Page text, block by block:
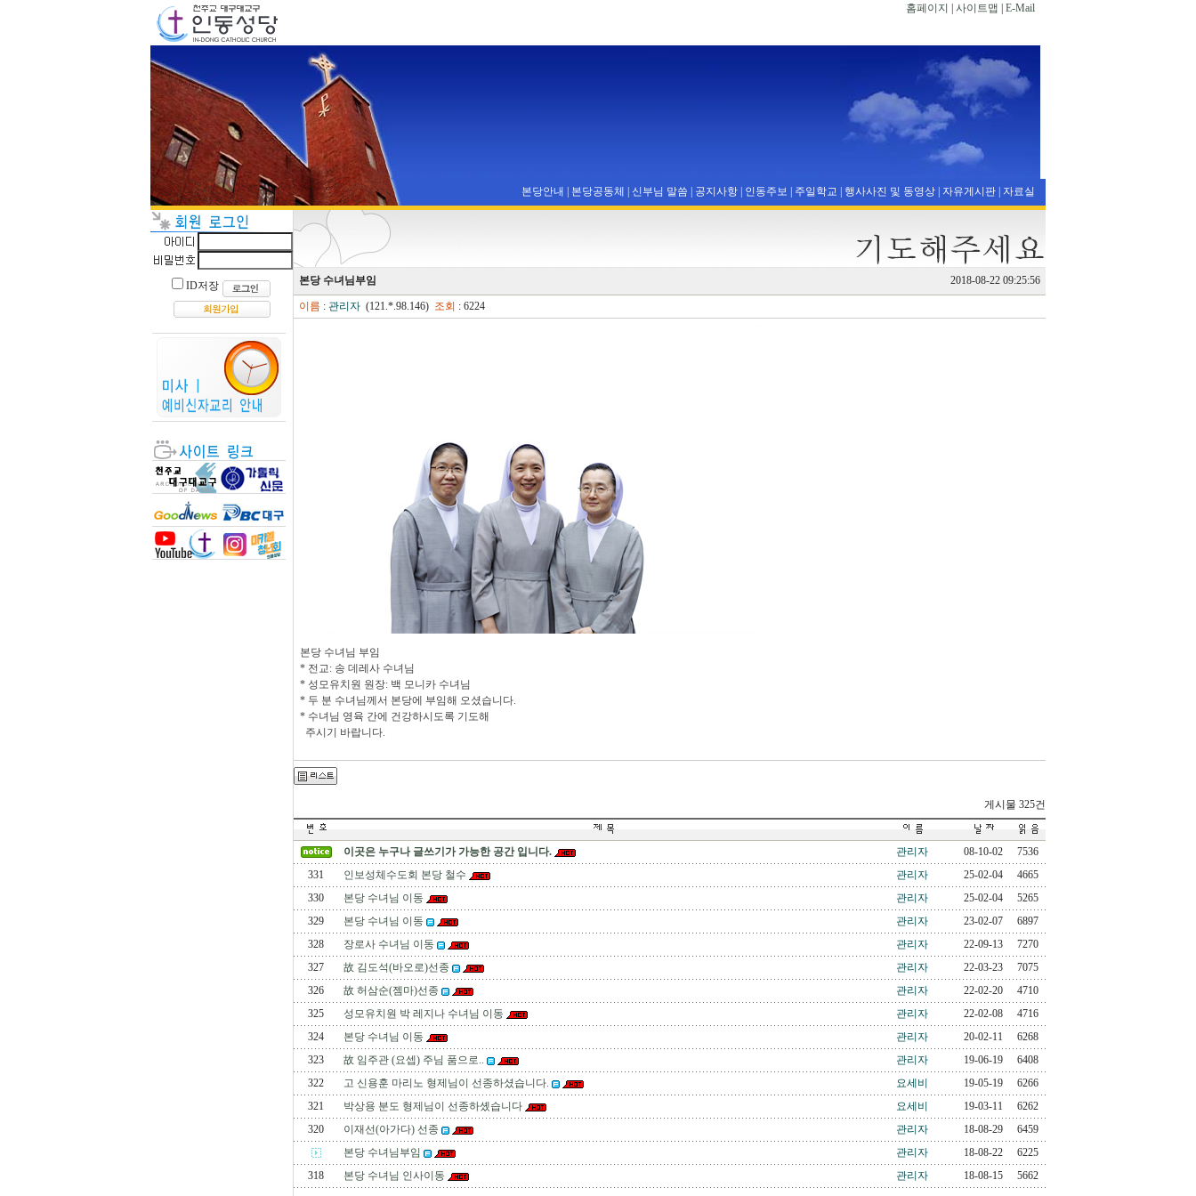
홈페이지 사이트맵 E-Mail
본당안내 본당공동체 신부님 말씀 공지사항 인동주보 주일학교 행사사진 및 동영상 자유게시판 자료실
ID저장 본당 수녀님부임 2018-08-22 09:25:56
이름 : 관리자 (121.*.98.146) 조회 : 6224
본당 수녀님 부임
* 전교: 송 데레사 수녀님
* 성모유치원 원장: 백 모니카 수녀님
* 두 분 수녀님께서 본당에 부임해 오셨습니다.
* 수녀님 영육 간에 건강하시도록 기도해
주시기 바랍니다.
게시물 325건
이곳은 누구나 글쓰기가 가능한 공간 입니다. 관리자 08-10-02
7536
331
인보성체수도회 본당 철수 관리자 25-02-04
4665
330
본당 수녀님 이동 관리자 25-02-04
5265
329
본당 수녀님 이동 관리자 23-02-07
6897
328
장로사 수녀님 이동 관리자 22-09-13
7270
327
故 김도석(바오로)선종 관리자 22-03-23
7075
326
故 허삼순(젬마)선종 관리자 22-02-20
4710
325
성모유치원 박 레지나 수녀님 이동 관리자 22-02-08
4716
324
본당 수녀님 이동 관리자 20-02-11
6268
323
故 임주관 (요셉) 주님 품으로.. 관리자 19-06-19
6408
322
고 신용훈 마리노 형제님이 선종하셨습니다. 요세비 19-05-19
6266
321
박상용 분도 형제님이 선종하솄습니다 요세비 19-03-11
6262
320
이재선(아가다) 선종 관리자 18-08-29
6459
본당 수녀님부임
관리자 18-08-22
6225
318
본당 수녀님 인사이동 관리자 18-08-15 5662